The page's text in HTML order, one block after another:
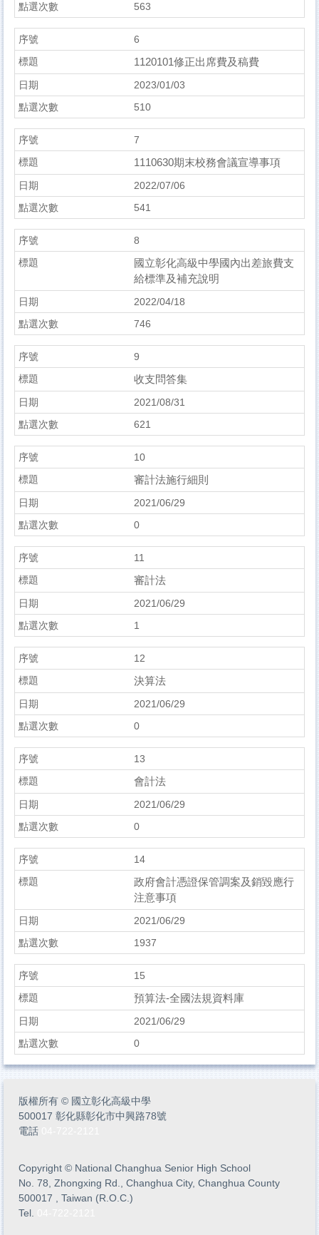
563
6
1120101修正出席費及稿費
2023/01/03
510
7
1110630期末校務會議宣導事項
2022/07/06
541
8
國立彰化高級中學國內出差旅費支
給標準及補充說明
2022/04/18
746
9
收支問答集
2021/08/31
621
10
審計法施行細則
2021/06/29
0
11
審計法
2021/06/29
1
12
決算法
2021/06/29
0
13
會計法
2021/06/29
0
14
政府會計憑證保管調案及銷毀應行
注意事項
2021/06/29
1937
15
預算法-全國法規資料庫
2021/06/29
0
版權所有 © 國立彰化高級中學
500017 彰化縣彰化市中興路78號
電話
Copyright © National Changhua Senior High School
No. 78, Zhongxing Rd., Changhua City, Changhua County
500017 , Taiwan (R.O.C.)
Tel.